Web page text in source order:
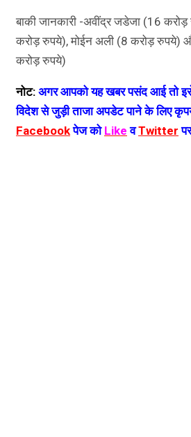
बाकी जानकारी -अवींद्र जडेजा (16
करोड़ रुपये), मोईन अली (8 करोड़ रुपये)
करोड़ रुपये)
नोट: अगर आपको यह खबर पसंद आई तो
विदेश से जुड़ी ताजा अपडेट पाने के लिए
Facebookपेज को Like वTwitter